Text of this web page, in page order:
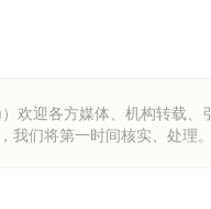
欢迎各方媒体、机构转载
我们将第一时间核实、处理